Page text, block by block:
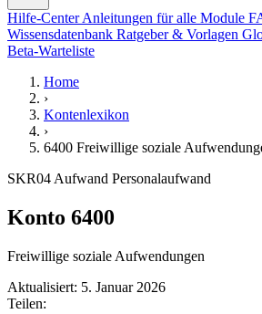
Hilfe-Center Anleitungen für alle Module
Wissensdatenbank Ratgeber & Vorlagen
Beta-Warteliste
Home
›
Kontenlexikon
›
6400 Freiwillige soziale
SKR04 Aufwand Personalaufwand
Konto 6400
Freiwillige soziale Aufwendungen
Aktualisiert: 5. Januar 2026
Teilen: